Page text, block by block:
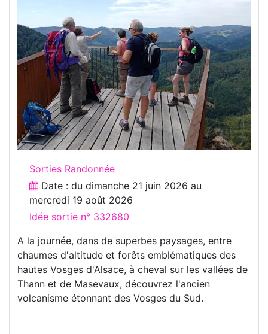
Sorties Randonnée
Date : du dimanche 21 juin 2026 au
mercredi 19 août 2026
Idée sortie n° 332680
A la journée, dans de superbes paysages, entre
chaumes d'altitude et forêts emblématiques des
hautes Vosges d'Alsace, à cheval sur les vallées de
Thann et de Masevaux, découvrez l'ancien
volcanisme étonnant des Vosges du Sud.